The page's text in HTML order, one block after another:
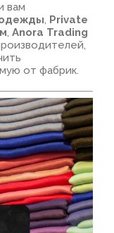
вам
одежды, Private
, Anora Trading
от фабрик.